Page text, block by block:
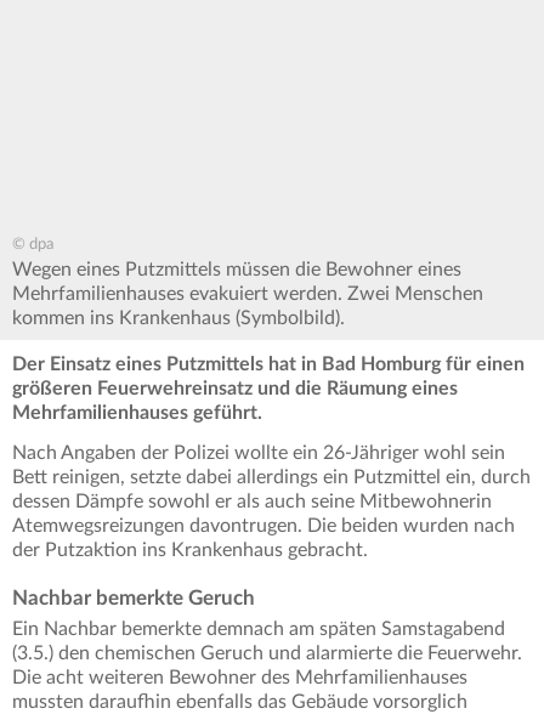
© dpa
Wegen eines Putzmittels müssen die Bewohner eines
Mehrfamilienhauses evakuiert werden. Zwei Menschen
kommen ins Krankenhaus (Symbolbild).
Der Einsatz eines Putzmittels hat in Bad Homburg für einen
größeren Feuerwehreinsatz und die Räumung eines
Mehrfamilienhauses geführt.
Nach Angaben der Polizei wollte ein 26-Jähriger wohl sein
Bett reinigen, setzte dabei allerdings ein Putzmittel ein, durch
dessen Dämpfe sowohl er als auch seine Mitbewohnerin
Atemwegsreizungen davontrugen. Die beiden wurden nach
der Putzaktion ins Krankenhaus gebracht.
Nachbar bemerkte Geruch
Ein Nachbar bemerkte demnach am späten Samstagabend
(3.5.) den chemischen Geruch und alarmierte die Feuerwehr.
Die acht weiteren Bewohner des Mehrfamilienhauses
mussten daraufhin ebenfalls das Gebäude vorsorglich